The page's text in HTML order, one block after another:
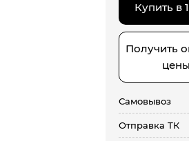
Купить в
Получить
цены
Самовывоз
Отправка ТК